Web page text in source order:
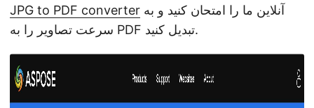
JPG to PDF converter
سرعت تصاویر را به PDF تبدیل کنید.